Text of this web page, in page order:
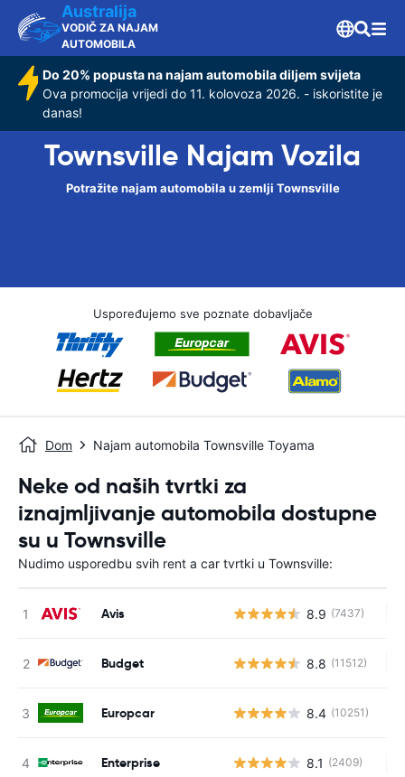
Australija
VODIČ ZA NAJAM
AUTOMOBILA
Do 20% popusta na najam automobila diljem svijeta
Ova promocija vrijedi do 11. kolovoza 2026. - iskoristite je
danas!
Townsville Najam Vozila
Potražite najam automobila u zemlji Townsville
Uspoređujemo sve poznate dobavljače
Dom Najam automobila Townsville Toyama
Neke od naših tvrtki za
iznajmljivanje automobila dostupne
su u Townsville
Nudimo usporedbu svih rent a car tvrtki u Townsville:
Avis 8.9 (7437)
Budget 8.8 (11512)
Europcar 8.4 (10251)
Enterprise 8.1 (2409)